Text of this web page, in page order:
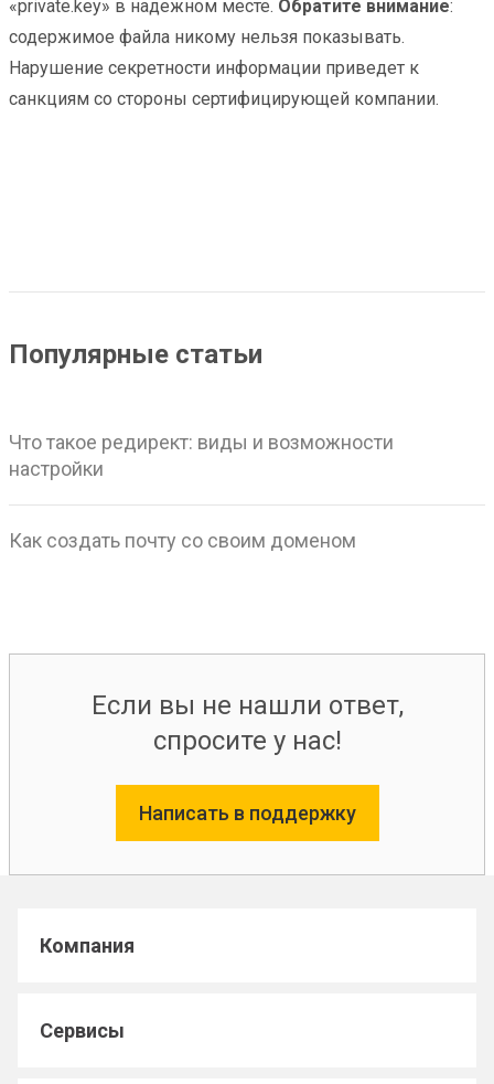
«private.key» в надежном месте. Обратите внимание:
содержимое файла никому нельзя показывать.
Нарушение секретности информации приведет к
санкциям со стороны сертифицирующей компании.
Популярные статьи
Что такое редирект: виды и возможности
настройки
Как создать почту со своим доменом
Если вы не нашли ответ,
спросите у нас!
Написать в поддержку
Компания
Сервисы